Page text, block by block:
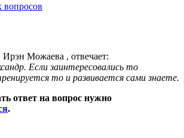
вопросов
Ирэн Можаева , отвечает:
Если заинтересовались то
то и развивается сами знаете.
ответ на вопрос нужно
.